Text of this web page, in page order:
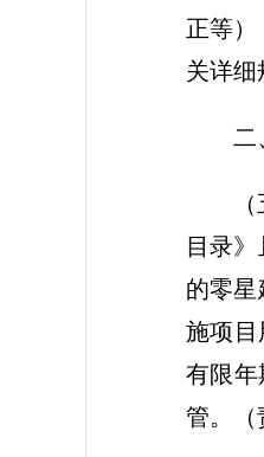
正等
关详细
二
目录
的零
施项目
有限年
管。